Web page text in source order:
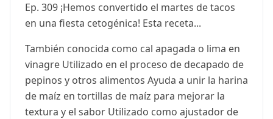
Ep. 309 ¡Hemos convertido el martes de tacos
en una fiesta cetogénica! Esta receta...
También conocida como cal apagada o lima en
vinagre Utilizado en el proceso de decapado de
pepinos y otros alimentos Ayuda a unir la harina
de maíz en tortillas de maíz para mejorar la
textura y el sabor Utilizado como ajustador de